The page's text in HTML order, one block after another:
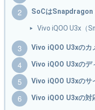
SoCはSnapdragon
Vivo iQOO U3x（
Vivo iQOO U3xのカ
Vivo iQOO U3xのデ
Vivo iQOO U3xのサ
Vivo iQOO U3xの対